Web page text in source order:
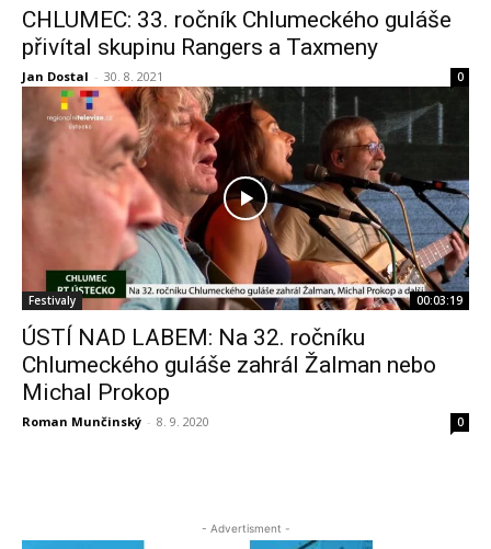
CHLUMEC: 33. ročník Chlumeckého guláše
přivítal skupinu Rangers a Taxmeny
Jan Dostal - 30. 8. 2021 0
Festivaly 00:03:19
ÚSTÍ NAD LABEM: Na 32. ročníku
Chlumeckého guláše zahrál Žalman nebo
Michal Prokop
Roman Munčinský - 8. 9. 2020 0
- Advertisment -